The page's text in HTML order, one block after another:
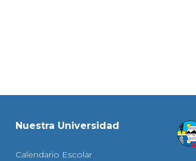
Nuestra Universidad
Calendario Escolar